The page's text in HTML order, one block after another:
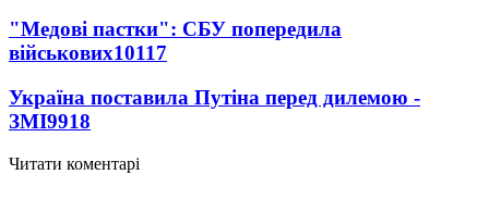
"Медові пастки": СБУ попередила
військових10117
Україна поставила Путіна перед дилемою -
ЗМІ9918
Читати коментарі